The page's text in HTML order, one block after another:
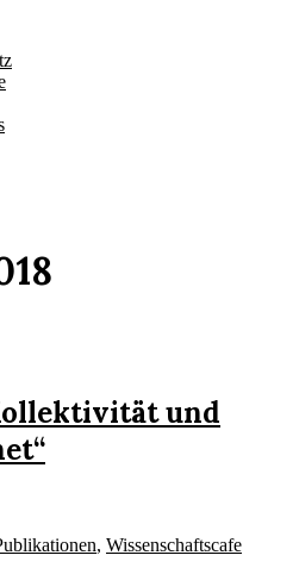
und
, Wissenschaftscafe